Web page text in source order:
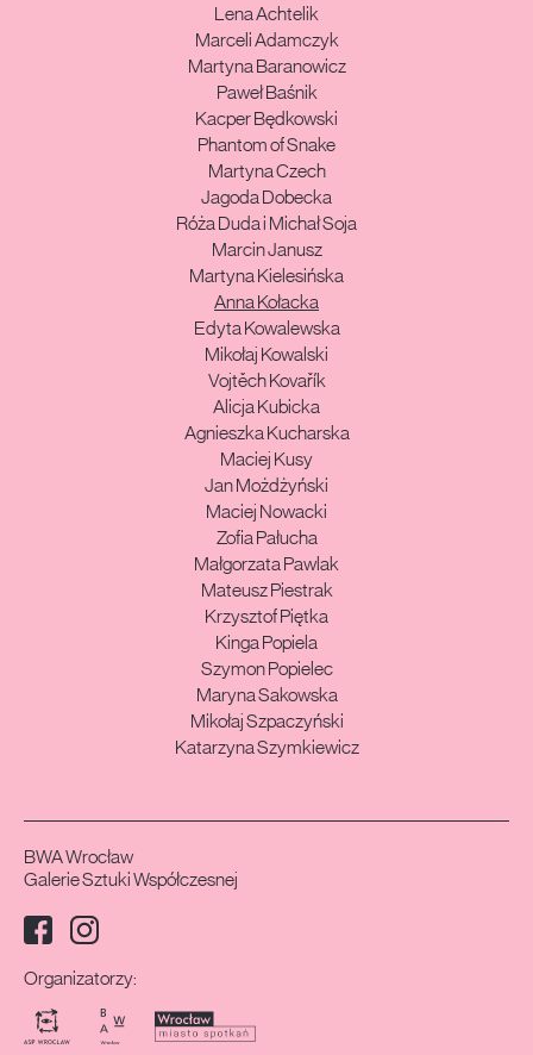
Lena Achtelik
Marceli Adamczyk
Martyna Baranowicz
Paweł Baśnik
Kacper Będkowski
Phantom of Snake
Martyna Czech
Jagoda Dobecka
Róża Duda i Michał Soja
Marcin Janusz
Martyna Kielesińska
Anna Kołacka
Edyta Kowalewska
Mikołaj Kowalski
Vojtěch Kovařík
Alicja Kubicka
Agnieszka Kucharska
Maciej Kusy
Jan Możdżyński
Maciej Nowacki
Zofia Pałucha
Małgorzata Pawlak
Mateusz Piestrak
Krzysztof Piętka
Kinga Popiela
Szymon Popielec
Maryna Sakowska
Mikołaj Szpaczyński
Katarzyna Szymkiewicz
Media społecznościowe:
FacebookInstagram
BWA Wrocław
Galerie Sztuki Współczesnej
Organizatorzy: